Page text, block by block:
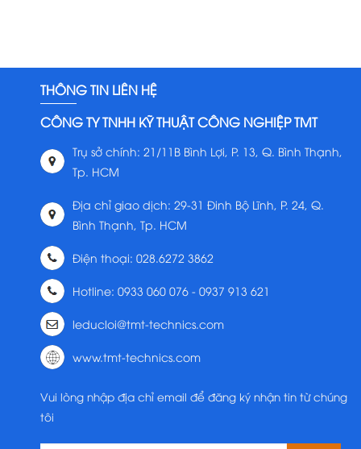
THÔNG TIN LIÊN HỆ
CÔNG TY TNHH KỸ THUẬT CÔNG NGHIỆP TMT
Trụ sở chính: 21/11B Bình Lợi, P. 13, Q. Bình Thạnh,
Tp. HCM
Địa chỉ giao dịch: 29-31 Đinh Bộ Lĩnh, P. 24, Q.
Bình Thạnh, Tp. HCM
Điện thoại: 028.6272 3862
Hotline: 0933 060 076 - 0937 913 621
leducloi@tmt-technics.com
www.tmt-technics.com
Vui lòng nhập địa chỉ email để đăng ký nhận tin từ chúng
tôi